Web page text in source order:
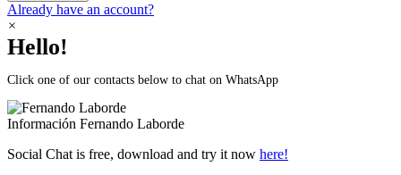
Already have an account?
×
Hello!
Click one of our contacts below to chat on WhatsApp
Información Fernando Laborde
Social Chat is free, download and try it now here!